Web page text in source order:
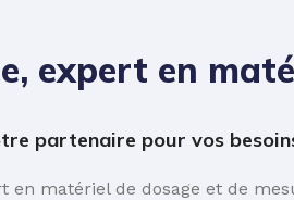
expert en
partenaire pour vos
en matériel de dosage et de